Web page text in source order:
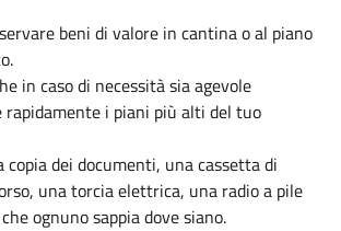
beni di valore in cantina o al piano
in caso di necessità sia agevole
rapidamente i piani più alti del tuo
copia dei documenti, una cassetta di
una torcia elettrica, una radio a pile
ognuno sappia dove siano.